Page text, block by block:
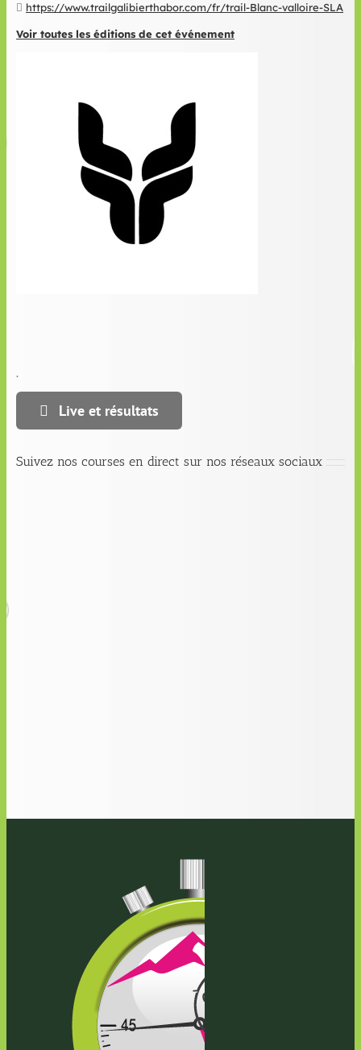
https://www.trailgalibierthabor.com/fr/trail-Blanc-valloire-SLA
Voir toutes les éditions de cet événement
.
Live et résultats
Suivez nos courses en direct sur nos réseaux sociaux